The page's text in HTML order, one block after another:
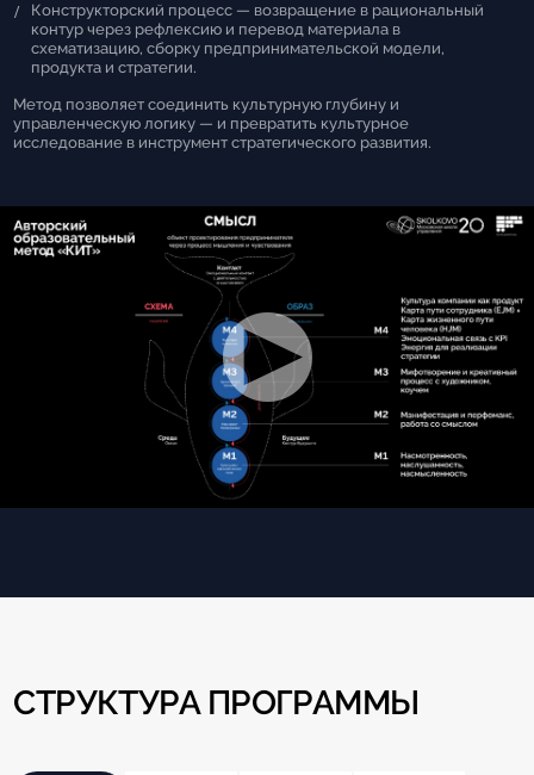
Конструкторский процесс — возвращение в рациональный
контур через рефлексию и перевод материала в
схематизацию, сборку предпринимательской модели,
продукта и стратегии.
Метод позволяет соединить культурную глубину и
управленческую логику — и превратить культурное
исследование в инструмент стратегического развития.
СТРУКТУРА ПРОГРАММЫ